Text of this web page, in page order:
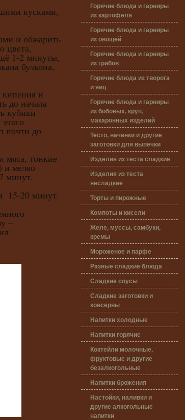
кусками,
и обжарить
цвета,
1-2 минуты,
бульона,
и
до начала
кубики
почти до
тонкие
и мелко
минут.
15-20 минут.
–
–
Горячие блюда и гарниры
из картофеля
Горячие блюда и гарниры
из овощей
Горячие блюда и гарниры
из грибов
Горячие блюда из творога
и яиц
Горячие блюда и гарниры
из бобовых, круп,
макаронных изделий
Тесто, начинки и другие
заготовки для выпечки
Изделия из теста сладкие
Изделия из теста
несладкие
Торты и пирожные
Компоты и кисели
Желе, муссы, самбуки,
кремы
Мороженое и парфе
Разные сладкие блюда
Сладкие соусы
Сладкие заготовки и
консервы
Напитки холодные
Напитки горячие
Коктейли молочные,
фруктовые и другие
безалкогольные
Напитки брожения
Настойки, наливки и
другие алкогольные
напитки